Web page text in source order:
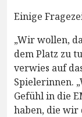
Einige
„Wir wollen,
dem Platz zu
verwies auf
Spielerinnen.
Gefühl in die
haben, die wir